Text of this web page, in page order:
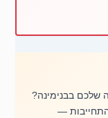
שלכם בבנימינה?
—